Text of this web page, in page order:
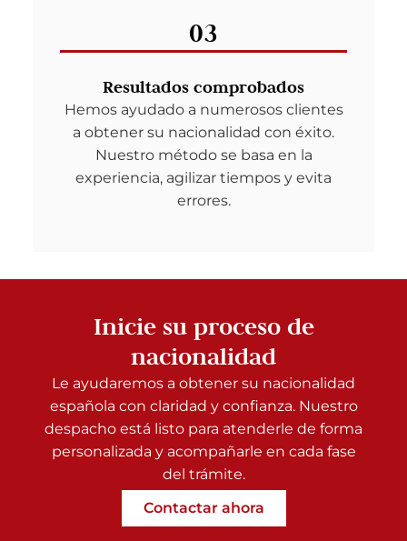
03
Resultados comprobados
Hemos ayudado a numerosos clientes
a obtener su nacionalidad con éxito.
Nuestro método se basa en la
experiencia, agilizar tiempos y evita
errores.
Inicie su proceso de
nacionalidad
Le ayudaremos a obtener su nacionalidad
española con claridad y confianza. Nuestro
despacho está listo para atenderle de forma
personalizada y acompañarle en cada fase
del trámite.
Contactar ahora